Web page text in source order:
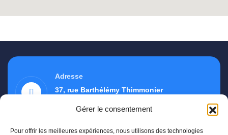
Gérer le consentement
Pour offrir les meilleures expériences, nous utilisons des technologies
Adresse
37, rue Barthélémy Thimmonier
87280 Limoges